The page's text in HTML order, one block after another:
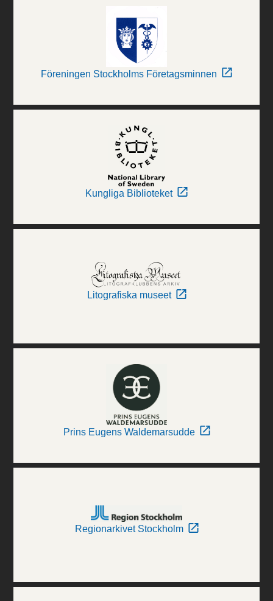
Föreningen Stockholms Företagsminnen
Kungliga Biblioteket
Litografiska museet
Prins Eugens Waldemarsudde
Regionarkivet Stockholm